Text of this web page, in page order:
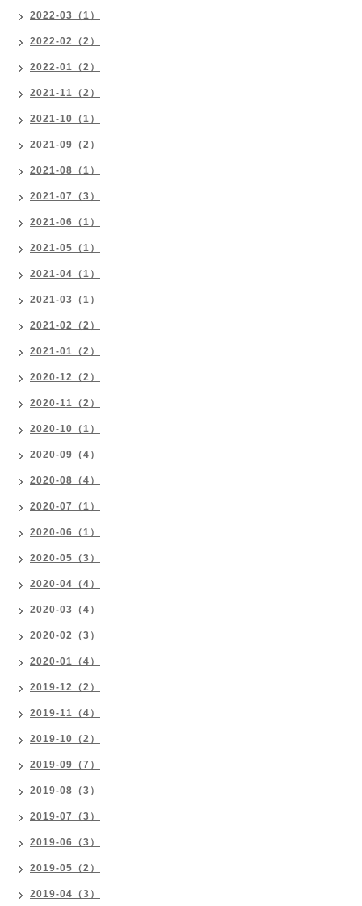
2022-03（1）
2022-02（2）
2022-01（2）
2021-11（2）
2021-10（1）
2021-09（2）
2021-08（1）
2021-07（3）
2021-06（1）
2021-05（1）
2021-04（1）
2021-03（1）
2021-02（2）
2021-01（2）
2020-12（2）
2020-11（2）
2020-10（1）
2020-09（4）
2020-08（4）
2020-07（1）
2020-06（1）
2020-05（3）
2020-04（4）
2020-03（4）
2020-02（3）
2020-01（4）
2019-12（2）
2019-11（4）
2019-10（2）
2019-09（7）
2019-08（3）
2019-07（3）
2019-06（3）
2019-05（2）
2019-04（3）